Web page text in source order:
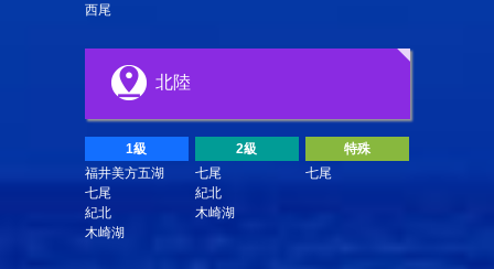
西尾
北陸
1級
福井美方五湖
七尾
紀北
木崎湖
2級
七尾
紀北
木崎湖
特殊
七尾